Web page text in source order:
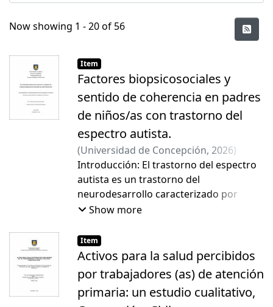
Recent Submissions
Now showing 1 - 20 of 56
Item
Factores biopsicosociales y
sentido de coherencia en padres
de niños/as con trastorno del
espectro autista.
(Universidad de Concepción, 2026)
Garrido Vega, Cassandra Lizbeth;Cid
Henríquez, Patricia Roxena
Introducción: El trastorno del espectro
autista es un trastorno del
neurodesarrollo caracterizado por
deficiencias en la comunicación e
restrictivos y repetitivos, que genera un
gran impacto en la dinámica familiar.
Objetivo: Analizar la asociación entre el
estrés parental y los factores
biosociodemográficos con el sentido de
Show more
Item
Activos para la salud percibidos
por trabajadores (as) de atención
primaria: un estudio cualitativo,